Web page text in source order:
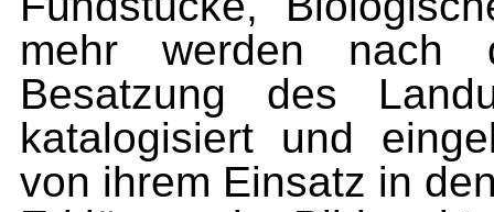
mehr werden nach
Besatzung des
katalogisiert und
von ihrem Einsatz in